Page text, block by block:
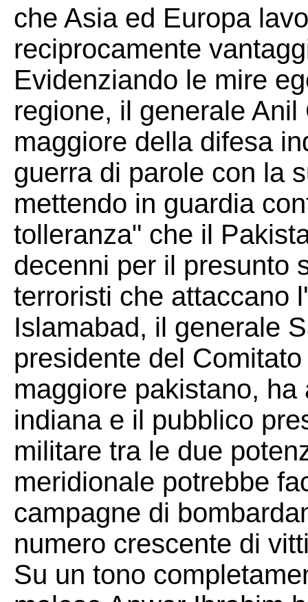
che Asia ed Europa
reciprocamente
Evidenziando le mire
regione, il generale
maggiore della difesa
guerra di parole con la
mettendo in guardia
tolleranza" che il
decenni per il presunto
terroristi che attaccano
Islamabad, il generale
presidente del
maggiore pakistano,
indiana e il pubblico
militare tra le due
meridionale potrebbe
campagne di
numero crescente di
Su un tono